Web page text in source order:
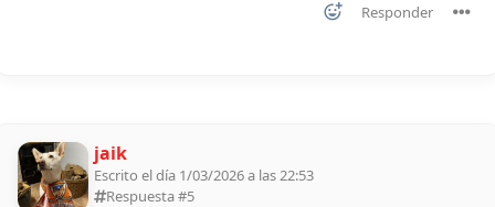
Responder
jaik
Escrito el día 1/03/2026 a las 22:53
Respuesta #5